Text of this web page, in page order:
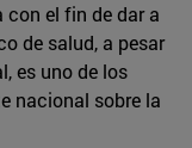
el fin de dar a
de salud, a pesar
es uno de los
nacional sobre la